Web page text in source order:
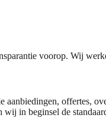
voorop. Wij
aanbiedingen, offertes,
wij in beginsel de